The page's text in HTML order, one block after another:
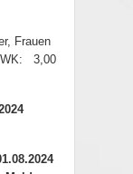
Frauen
3,00